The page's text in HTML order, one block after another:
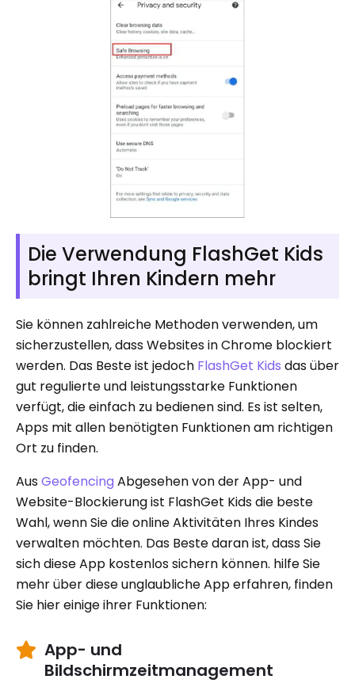
Die Verwendung FlashGet Kids
bringt Ihren Kindern mehr
Sie können zahlreiche Methoden verwenden, um
sicherzustellen, dass Websites in Chrome blockiert
werden. Das Beste ist jedoch FlashGet Kids das über
gut regulierte und leistungsstarke Funktionen
verfügt, die einfach zu bedienen sind. Es ist selten,
Apps mit allen benötigten Funktionen am richtigen
Ort zu finden.
AusGeofencing Abgesehen von der App- und
Website-Blockierung ist FlashGet Kids die beste
Wahl, wenn Sie die online Aktivitäten Ihres Kindes
verwalten möchten. Das Beste daran ist, dass Sie
sich diese App kostenlos sichern können. hilfe Sie
mehr über diese unglaubliche App erfahren, finden
Sie hier einige ihrer Funktionen:
App- und
Bildschirmzeitmanagement